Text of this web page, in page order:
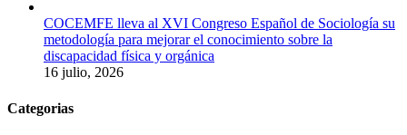
COCEMFE lleva al XVI Congreso Español de Sociología su
metodología para mejorar el conocimiento sobre la
discapacidad física y orgánica
16 julio, 2026
Categorias